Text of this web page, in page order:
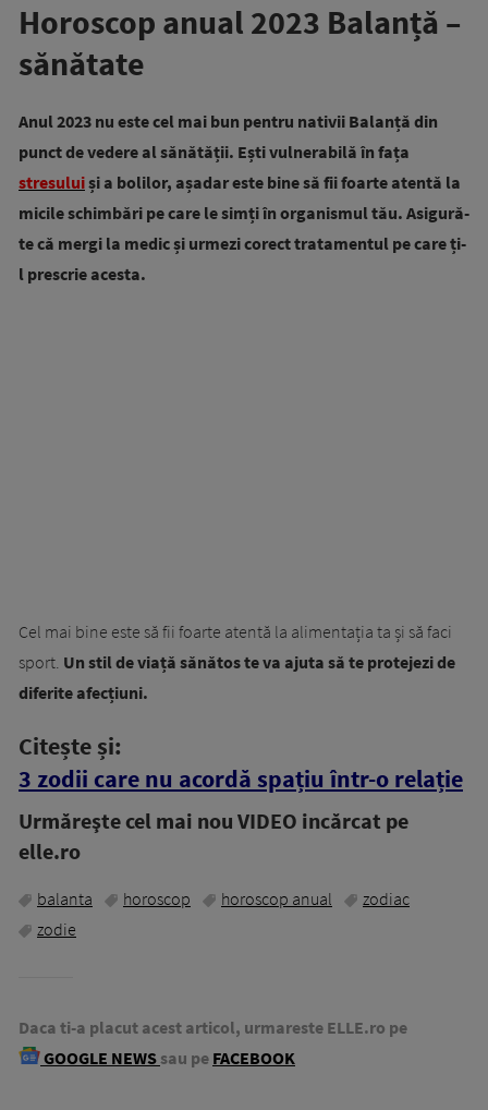
Horoscop anual 2023 Balanță –
sănătate
Anul 2023 nu este cel mai bun pentru nativii Balanță din
punct de vedere al sănătății. Ești vulnerabilă în fața
stresuluiși a bolilor, așadar este bine să fii foarte atentă la
micile schimbări pe care le simți în organismul tău. Asigură-
te că mergi la medic și urmezi corect tratamentul pe care ți-
l prescrie acesta.
Cel mai bine este să fii foarte atentă la alimentația ta și să faci
sport. Un stil de viață sănătos te va ajuta să te protejezi de
diferite afecțiuni.
Citește și:
3 zodii care nu acordă spațiu într-o relație
Urmăreşte cel mai nou VIDEO incărcat pe
elle.ro
balanta horoscop horoscop anual
zodiac
zodie
Daca ti-a placut acest articol, urmareste ELLE.ro pe
GOOGLE NEWS sau pe FACEBOOK